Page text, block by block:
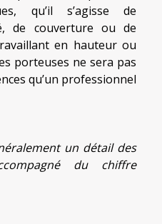
qu’il s’agisse de
de couverture ou de
en hauteur ou
porteuses ne sera pas
qu’un professionnel
un détail des
du chiffre